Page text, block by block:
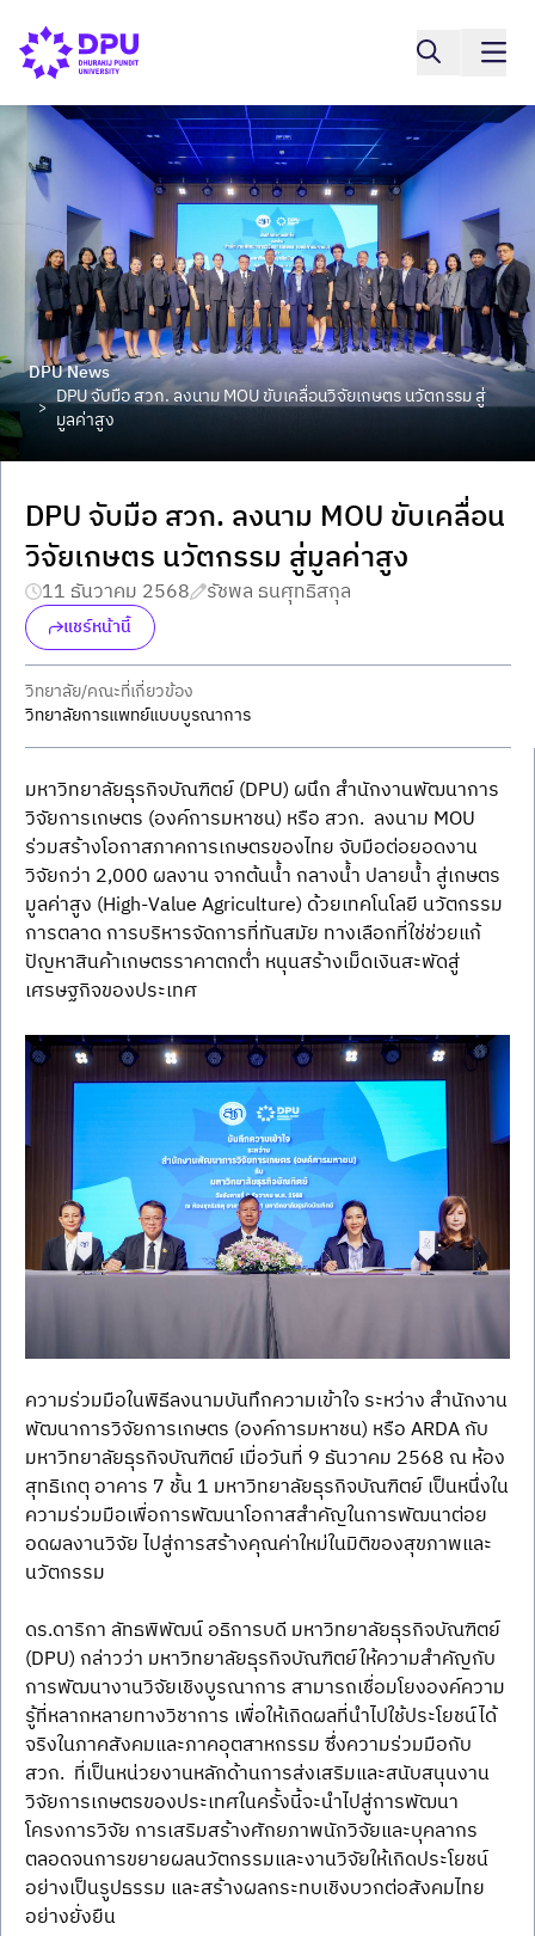
DPU News
> DPU จับมือ สวก. ลงนาม MOU ขับเคลื่อนวิจัยเกษตร นวัตกรรม สู่
มูลค่าสูง
DPU จับมือ สวก. ลงนาม MOU ขับเคลื่อน
วิจัยเกษตร นวัตกรรม สู่มูลค่าสูง
11 ธันวาคม 2568 รัชพล ธนศุทธิสกุล
แชร์หน้านี้
วิทยาลัย/คณะที่เกี่ยวข้อง
วิทยาลัยการแพทย์แบบบูรณาการ
มหาวิทยาลัยธุรกิจบัณฑิตย์ (DPU) ผนึก สำนักงานพัฒนาการ
วิจัยการเกษตร (องค์การมหาชน) หรือ สวก.  ลงนาม MOU
ร่วมสร้างโอกาสภาคการเกษตรของไทย จับมือต่อยอดงาน
วิจัยกว่า 2,000 ผลงาน จากต้นน้ำ กลางน้ำ ปลายน้ำ สู่เกษตร
มูลค่าสูง (High-Value Agriculture) ด้วยเทคโนโลยี นวัตกรรม
การตลาด การบริหารจัดการที่ทันสมัย ทางเลือกที่ใช่ช่วยแก้
ปัญหาสินค้าเกษตรราคาตกต่ำ หนุนสร้างเม็ดเงินสะพัดสู่
เศรษฐกิจของประเทศ
ความร่วมมือในพิธีลงนามบันทึกความเข้าใจ ระหว่าง สำนักงาน
พัฒนาการวิจัยการเกษตร (องค์การมหาชน) หรือ ARDA กับ
มหาวิทยาลัยธุรกิจบัณฑิตย์ เมื่อวันที่ 9 ธันวาคม 2568 ณ ห้อง
สุทธิเกตุ อาคาร 7 ชั้น 1 มหาวิทยาลัยธุรกิจบัณฑิตย์ เป็นหนึ่งใน
ความร่วมมือเพื่อการพัฒนาโอกาสสำคัญในการพัฒนาต่อย
อดผลงานวิจัย ไปสู่การสร้างคุณค่าใหม่ในมิติของสุขภาพและ
นวัตกรรม
ดร.ดาริกา ลัทธพิพัฒน์ อธิการบดี มหาวิทยาลัยธุรกิจบัณฑิตย์
(DPU) กล่าวว่า มหาวิทยาลัยธุรกิจบัณฑิตย์ให้ความสำคัญกับ
การพัฒนางานวิจัยเชิงบูรณาการ สามารถเชื่อมโยงองค์ความ
รู้ที่หลากหลายทางวิชาการ เพื่อให้เกิดผลที่นำไปใช้ประโยชน์ได้
จริงในภาคสังคมและภาคอุตสาหกรรม ซึ่งความร่วมมือกับ
สวก.  ที่เป็นหน่วยงานหลักด้านการส่งเสริมและสนับสนุนงาน
วิจัยการเกษตรของประเทศในครั้งนี้จะนำไปสู่การพัฒนา
โครงการวิจัย การเสริมสร้างศักยภาพนักวิจัยและบุคลากร
ตลอดจนการขยายผลนวัตกรรมและงานวิจัยให้เกิดประโยชน์
อย่างเป็นรูปธรรม และสร้างผลกระทบเชิงบวกต่อสังคมไทย
อย่างยั่งยืน